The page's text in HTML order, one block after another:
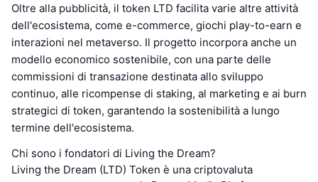
Oltre alla pubblicità, il token LTD facilita varie altre attività
dell'ecosistema, come e-commerce, giochi play-to-earn e
interazioni nel metaverso. Il progetto incorpora anche un
modello economico sostenibile, con una parte delle
commissioni di transazione destinata allo sviluppo
continuo, alle ricompense di staking, al marketing e ai burn
strategici di token, garantendo la sostenibilità a lungo
termine dell'ecosistema.
Chi sono i fondatori di Living the Dream?
Living the Dream (LTD) Token è una criptovaluta